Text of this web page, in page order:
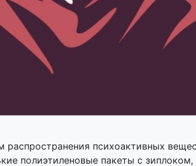
психоактивных
полиэтиленовые пакеты с